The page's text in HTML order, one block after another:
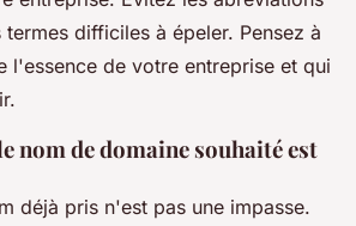
difficiles à épeler. Pensez à
l'essence de votre entreprise et qui
nom de domaine souhaité est
déjà pris n'est pas une impasse.